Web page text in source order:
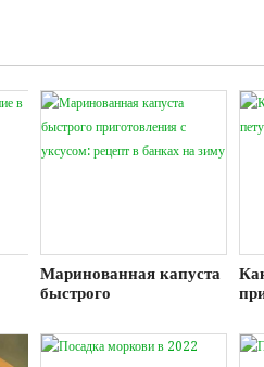
Маринованная капуста
быстрого
уксусом: рецепт в
банках на зиму